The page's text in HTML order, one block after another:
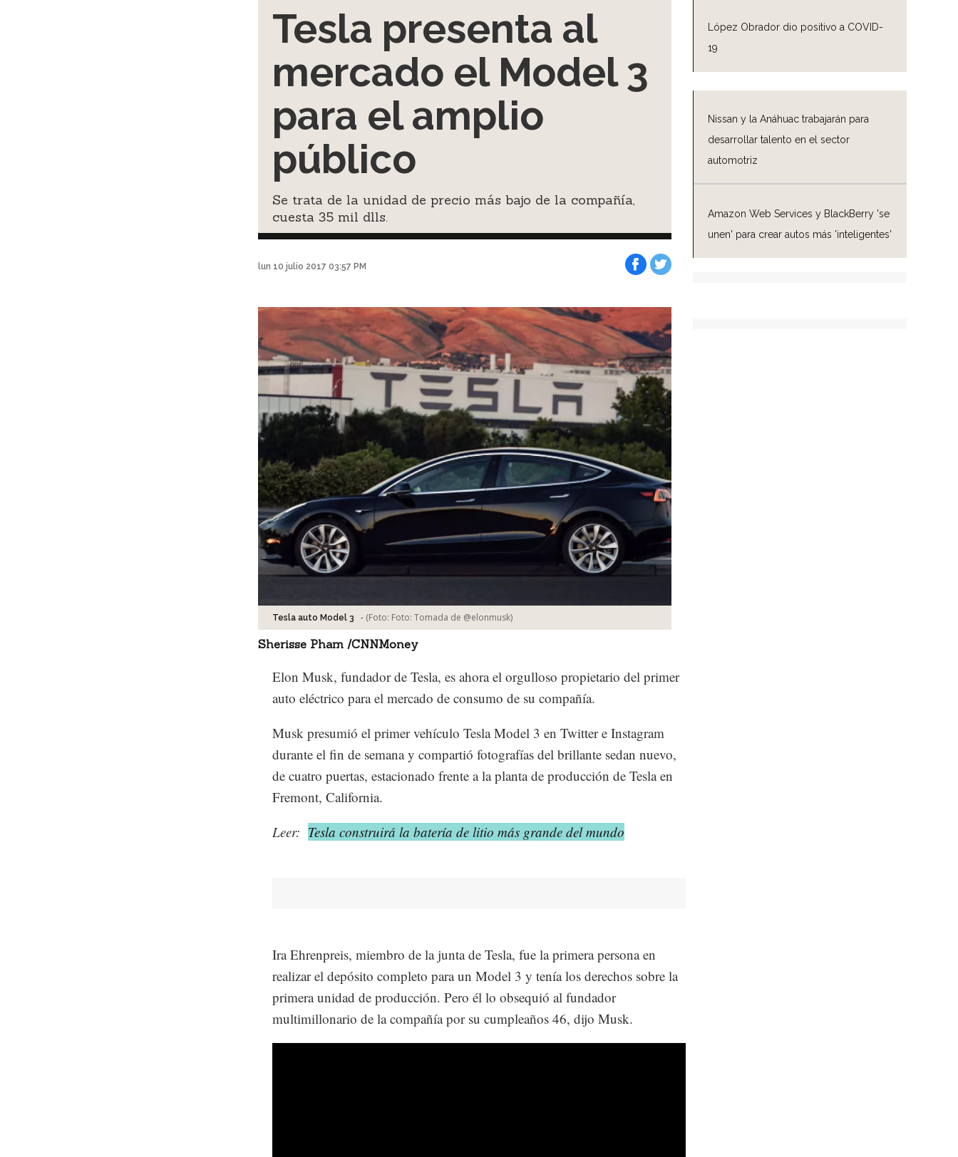
López Obrador dio positivo a COVID-
19
Nissan y la Anáhuac trabajarán para
desarrollar talento en el sector
automotriz
Amazon Web Services y BlackBerry 'se
unen' para crear autos más 'inteligentes'
Tesla presenta al
mercado el Model 3
para el amplio
público
Se trata de la unidad de precio más bajo de la compañía,
cuesta 35 mil dlls.
lun 10 julio 2017 03:57 PM
Tesla auto Model 3 - (Foto: Foto: Tomada de @elonmusk)
Sherisse Pham /CNNMoney
Elon Musk, fundador de Tesla, es ahora el orgulloso propietario del primer
auto eléctrico para el mercado de consumo de su compañía.
Musk presumió el primer vehículo Tesla Model 3 en Twitter e Instagram
durante el fin de semana y compartió fotografías del brillante sedan nuevo,
de cuatro puertas, estacionado frente a la planta de producción de Tesla en
Fremont, California.
Leer: Tesla construirá la batería de litio más grande del mundo
Ira Ehrenpreis, miembro de la junta de Tesla, fue la primera persona en
realizar el depósito completo para un Model 3 y tenía los derechos sobre la
primera unidad de producción. Pero él lo obsequió al fundador
multimillonario de la compañía por su cumpleaños 46, dijo Musk.